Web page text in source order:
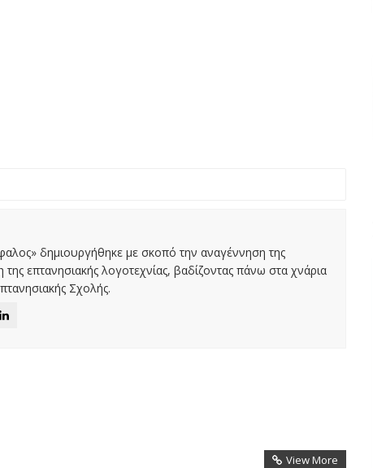
δημιουργήθηκε με σκοπό την αναγέννηση της
της επτανησιακής λογοτεχνίας, βαδίζοντας πάνω στα χνάρια
Σχολής.
View More